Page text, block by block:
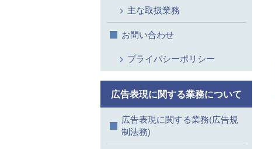
主な取扱業務
お問い合わせ
プライバシーポリシー
広告表現に関する業務について
広告表現に関する業務(広告規
制法務)